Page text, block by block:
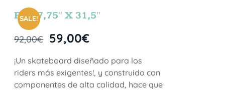
SALE!
FUN 7,75″ X 31,5″
92,00€ 59,00€
¡Un skateboard diseñado para los
riders más exigentes!, y construido con
componentes de alta calidad, hace que